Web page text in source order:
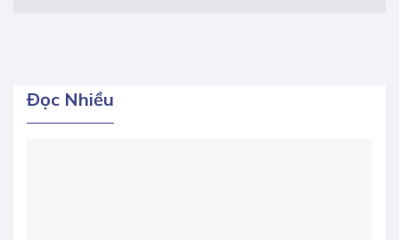
Đọc Nhiều